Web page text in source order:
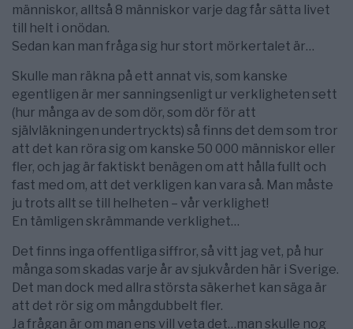
människor, alltså 8 människor varje dag får sätta livet
till helt i onödan.
Sedan kan man fråga sig hur stort mörkertalet är…
Skulle man räkna på ett annat vis, som kanske
egentligen är mer sanningsenligt ur verkligheten sett
(hur många av de som dör, som dör för att
självläkningen undertryckts) så finns det dem som tror
att det kan röra sig om kanske 50 000 människor eller
fler, och jag är faktiskt benägen om att hålla fullt och
fast med om, att det verkligen kan vara så. Man måste
ju trots allt se till helheten – vår verklighet!
En tämligen skrämmande verklighet…
Det finns inga offentliga siffror, så vitt jag vet, på hur
många som skadas varje år av sjukvården här i Sverige.
Det man dock med allra största säkerhet kan säga är
att det rör sig om mångdubbelt fler.
Ja frågan är om man ens vill veta det…man skulle nog